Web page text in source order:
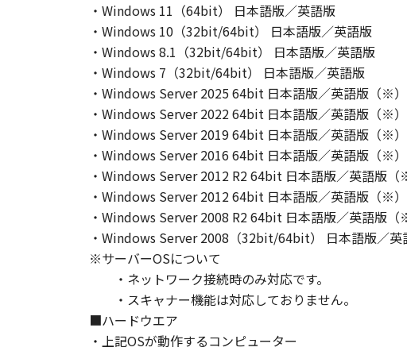
６．サポートおよびアップデート
キヤノン、キヤノンの子会社、関係会社、そ
トウェア」の使用を支援すること、および「
て、いかなる責任も負うものではありません。
７．保証の否認・免責
(1) 「本ソフトウェア」は、『現状のまま』
ノンの関連会社、それらの販売代理店または
証を含め、いかなる保証も、明示たると黙示
(2) キヤノン、キヤノンのライセンサー、キ
ソフトウェア」の使用または使用不能から
定されない全ての損害を言います。）につい
ヤノンのライセンサー、キヤノンの子会社、
されていた場合でも同様です。
(3) キヤノン、キヤノンのライセンサー、キ
ソフトウェア」、または「本ソフトウェア」
責任を負わないものとします。
・Windows 11（64bit） 日本語版／英語版
・Windows 10（32bit/64bit） 日本語版／英語版
・Windows 8.1（32bit/64bit） 日本語版／英語版
・Windows 7（32bit/64bit） 日本語版／英語版
・Windows Server 2025 64bit 日本語版／英語版（※）
・Windows Server 2022 64bit 日本語版／英語版（※）
・Windows Server 2019 64bit 日本語版／英語版（※）
・Windows Server 2016 64bit 日本語版／英語版（※）
・Windows Server 2012 R2 64bit 日本語版／英語版（
・Windows Server 2012 64bit 日本語版／英語版（※）
・Windows Server 2008 R2 64bit 日本語版／英語版（
・Windows Server 2008（32bit/64bit） 日本語版／英
※サーバーOSについて
・ネットワーク接続時のみ対応です。
・スキャナー機能は対応しておりません。
■ハードウエア
・上記OSが動作するコンピューター